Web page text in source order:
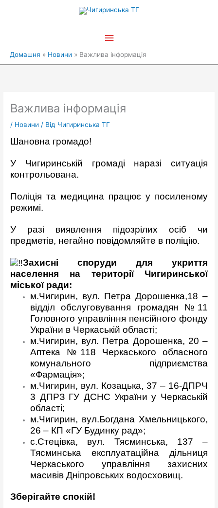
Головне
Домашня Новини Важлива інформація
Важлива інформація
/ Новини / Від Чигиринська ТГ
Шановна громадо!
У Чигиринській громаді наразі ситуація
контрольована.
Поліція та медицина працює у посиленому
режимі.
У разі виявлення підозрілих осіб чи
предметів, негайно повідомляйте в поліцію.
Захисні споруди для укриття
населення на території Чигиринської
міської ради:
м.Чигирин, вул. Петра Дорошенка,18 –
відділ обслуговування громадян №11
Головного управління пенсійного фонду
України в Черкаській області;
м.Чигирин, вул. Петра Дорошенка, 20 –
Аптека №118 Черкаського обласного
комунального підприємства
«Фармація»;
м.Чигирин, вул. Козацька, 37 – 16-ДПРЧ
3 ДПРЗ ГУ ДСНС України у Черкаській
області;
м.Чигирин, вул.Богдана Хмельницького,
26 – КП «ГУ Будинку рад»;
с.Стецівка, вул. Тясминська, 137 –
Тясминська експлуатаційна дільниця
Черкаського управління захисних
масивів Дніпровських водосховищ.
Зберігайте спокій!